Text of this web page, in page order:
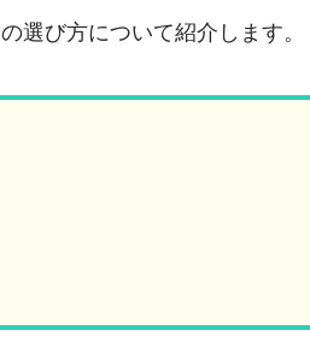
選び方について紹介します。